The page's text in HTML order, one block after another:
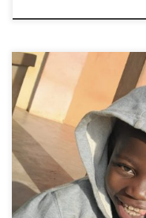
W sierpniu br. z rąk Ks.
Katarzyna Kępa
wyjazd do pracy
której udała się miesiąc
przebywa na stażu
a po […]